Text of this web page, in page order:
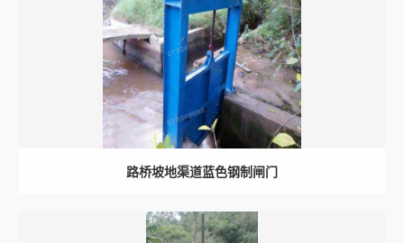
路桥坡地渠道蓝色钢制闸门